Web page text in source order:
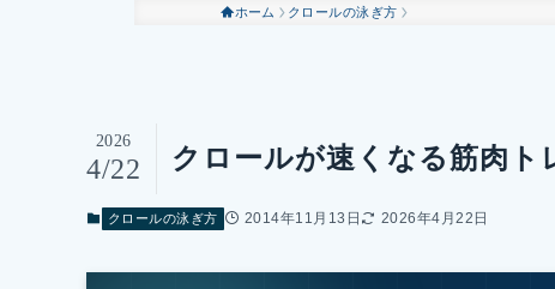
ホーム クロールの泳ぎ方
クロールが速くなる筋肉ト
2026
4/22
クロールの泳ぎ方 2014年11月13日 2026年4月22日